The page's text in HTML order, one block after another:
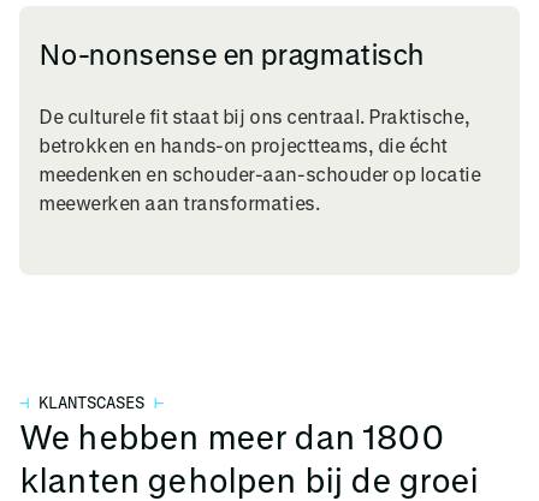
No-nonsense en pragmatisch
De culturele fit staat bij ons centraal. Praktische,
betrokken en hands-on projectteams, die écht
meedenken en schouder-aan-schouder op locatie
meewerken aan transformaties.
⊣ KLANTSCASES ⊢
We hebben meer dan 1800
klanten geholpen bij de groei